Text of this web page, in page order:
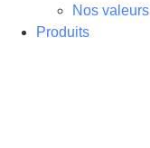
Nos valeurs
Produits